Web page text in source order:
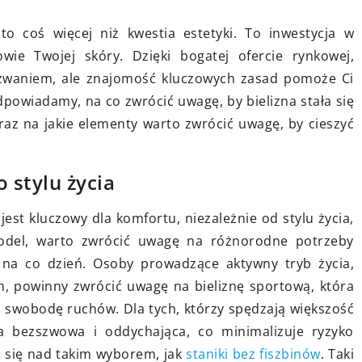
coś więcej niż kwestia estetyki. To inwestycja w
Twojej skóry. Dzięki bogatej ofercie rynkowej,
ale znajomość kluczowych zasad pomoże Ci
na co zwrócić uwagę, by bielizna stała się
na jakie elementy warto zwrócić uwagę, by cieszyć
stylu życia
kluczowy dla komfortu, niezależnie od stylu życia,
warto zwrócić uwagę na różnorodne potrzeby
co dzień. Osoby prowadzące aktywny tryb życia,
powinny zwrócić uwagę na bieliznę sportową, która
ruchów. Dla tych, którzy spędzają większość
i oddychająca, co minimalizuje ryzyko
nad takim wyborem, jak staniki bez fiszbinów. Taki
odmienić
złotych
może stworzyć
wystrój.
5 czerwca 2024
Jak stworzyć harmonijną
w domu, łącząc różne style
wnętrzarskie?
Odkryj tajniki tworzenia
zaaranżować przestrzeń zgodnie z
własnymi potrzebami i
preferencjami.